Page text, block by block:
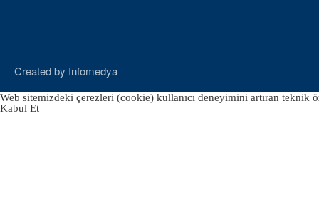
Created by Infomedya
Web sitemizdeki çerezleri (cookie) kullanıcı deneyimini artıran
Kabul Et